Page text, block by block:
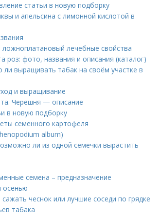
статьи в новую подборку
и апельсина с лимонной кислотой в
лечебные свойства
роз: фото, названия и описания (каталог)
выращивать табак на своём участке в
и выращивание
Черешня — описание
в новую подборку
семенного картофеля
album)
ли из одной семечки вырастить
семена – предназначение
осенью
чеснок или лучшие соседи по грядке
табака